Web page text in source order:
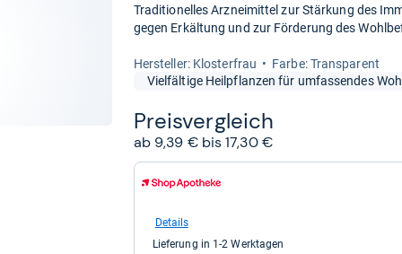
Traditionelles Arzneimittel zur Stärkung des
gegen Erkältung und zur Förderung des
Her­stel­ler: Klosterfrau
Farbe: Transparent
Vielfältige Heilpflanzen für umfassendes
Preis­ver­gleich
ab 9,39 € bis 17,30 €
zum
Shop:
Shop
DE
Details
Lieferung in 1-2 Werktagen